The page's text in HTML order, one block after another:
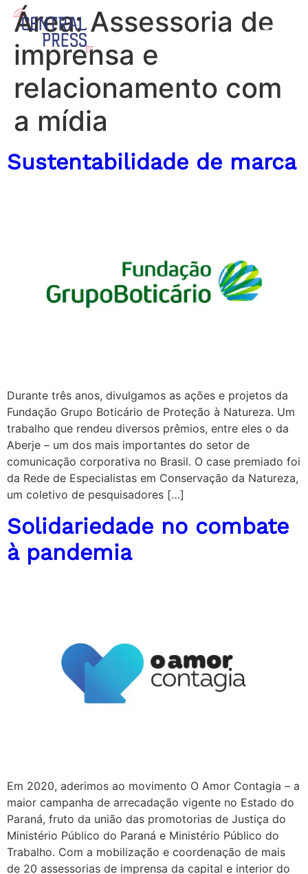
Área:Assessoria de
imprensa e
relacionamento com
a mídia
Sustentabilidade de marca
Durante três anos, divulgamos as ações e projetos da
Fundação Grupo Boticário de Proteção à Natureza. Um
trabalho que rendeu diversos prêmios, entre eles o da
Aberje – um dos mais importantes do setor de
comunicação corporativa no Brasil. O case premiado foi
da Rede de Especialistas em Conservação da Natureza,
um coletivo de pesquisadores […]
Solidariedade no combate
à pandemia
Em 2020, aderimos ao movimento O Amor Contagia – a
maior campanha de arrecadação vigente no Estado do
Paraná, fruto da união das promotorias de Justiça do
Ministério Público do Paraná e Ministério Público do
Trabalho. Com a mobilização e coordenação de mais
de 20 assessorias de imprensa da capital e interior do